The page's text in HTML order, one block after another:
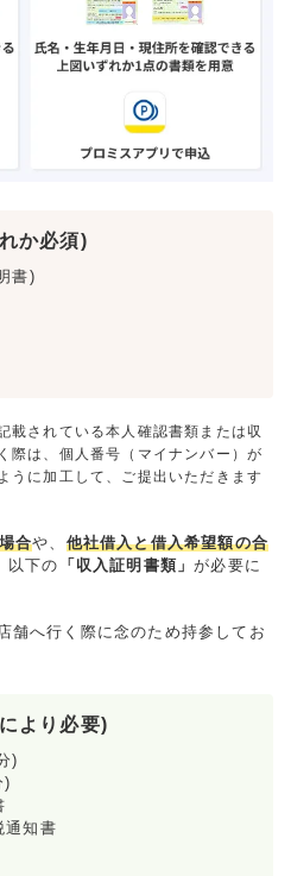
か必須)
書)
されている本人確認書類または収
際は、個人番号（マイナンバー）が
うに加工して、ご提出いただきます
合や、 他社借入と借入希望額の合
以下の 「収入証明書類」が必要に
舗へ行く際に念のため持参してお
より必要)
)
)
通知書